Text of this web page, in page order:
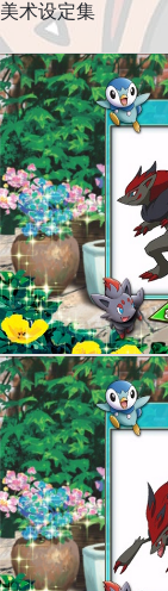
美术设定集